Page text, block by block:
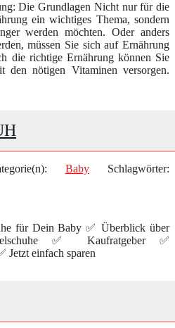
Die Grundlagen Nicht nur für die
ein wichtiges Thema, sondern
werden möchten. Oder anders
müssen Sie sich auf Ernährung
die richtige Ernährung können Sie
den nötigen Vitaminen versorgen.
Baby Schlagwörter:
für Dein Baby ✅ Überblick über
✅ Kaufratgeber ✅
Jetzt einfach sparen